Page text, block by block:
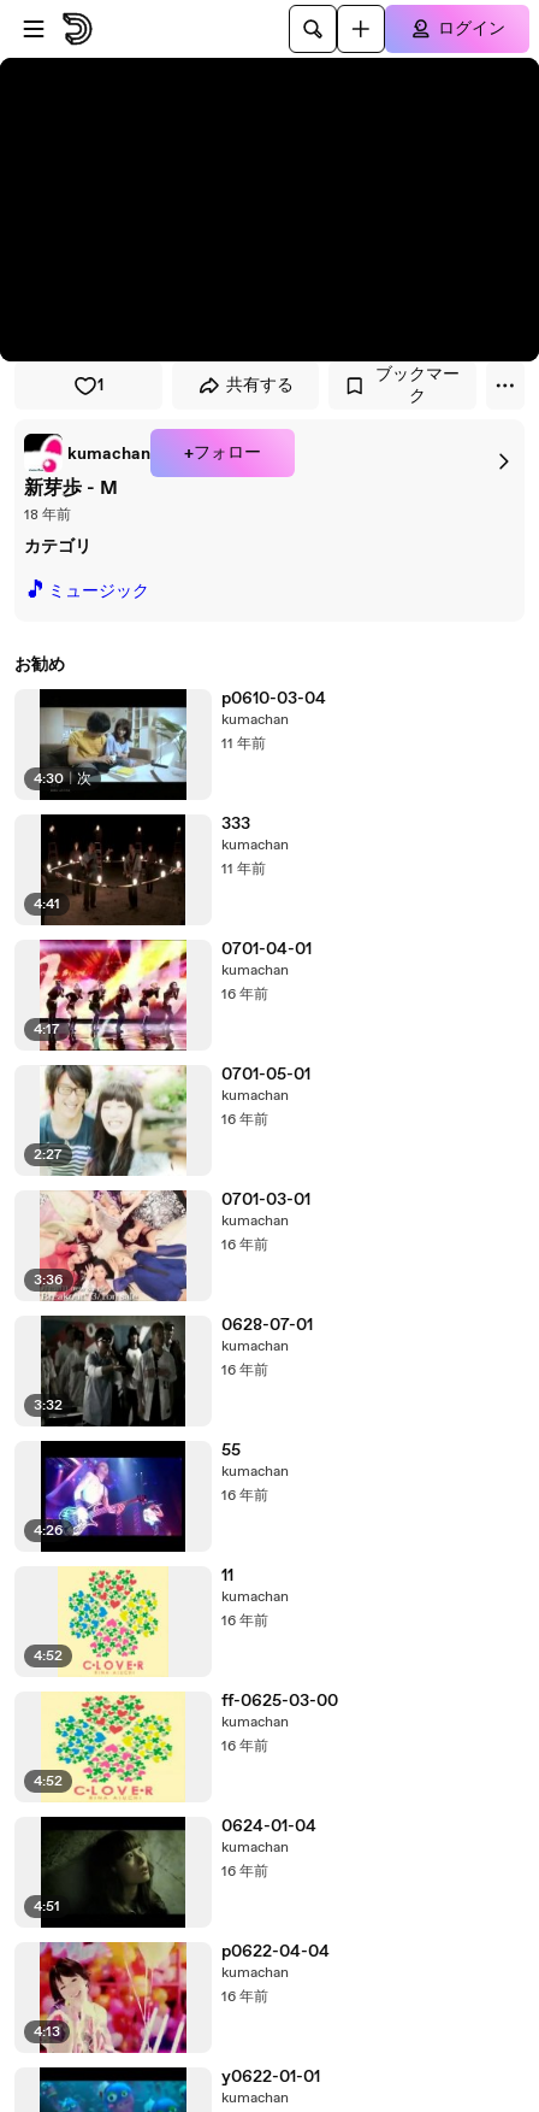
プレイヤーにスキップ
メインコンテンツにスキップ
ログイン
1 共有する
ブックマー
ク
kumachan +フォロー
新芽歩 - M
18 年前
カテゴリ
🎵 ミュージック
お勧め
4:30 | 次
p0610-03-04
kumachan
11 年前
4:41
333
kumachan
11 年前
4:17
0701-04-01
kumachan
16 年前
2:27
0701-05-01
kumachan
16 年前
3:36
0701-03-01
kumachan
16 年前
3:32
0628-07-01
kumachan
16 年前
4:26
55
kumachan
16 年前
4:52
11
kumachan
16 年前
4:52
ff-0625-03-00
kumachan
16 年前
4:51
0624-01-04
kumachan
16 年前
4:13
p0622-04-04
kumachan
16 年前
y0622-01-01
kumachan